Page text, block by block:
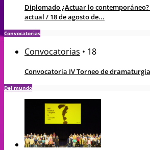
Diplomado ¿Actuar lo
actual / 18 de agosto de...
Convocatorias
Convocatorias • 18
Convocatoria IV Torneo de
Del mundo